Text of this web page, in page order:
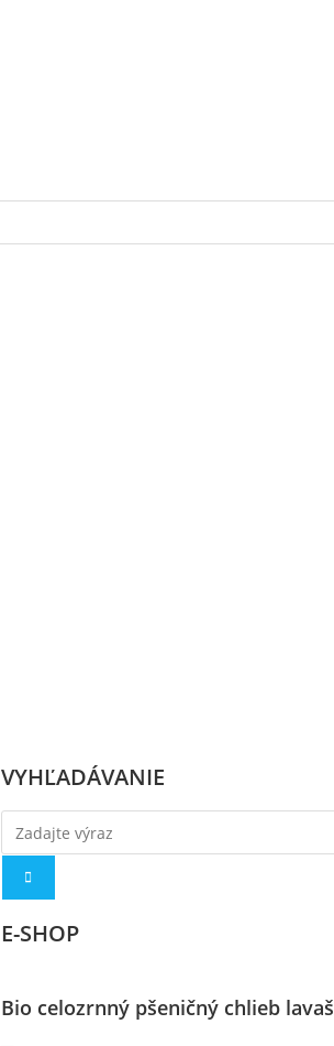
VYHĽADÁVANIE
E-SHOP
Bio celozrnný pšeničný chlieb lavaš